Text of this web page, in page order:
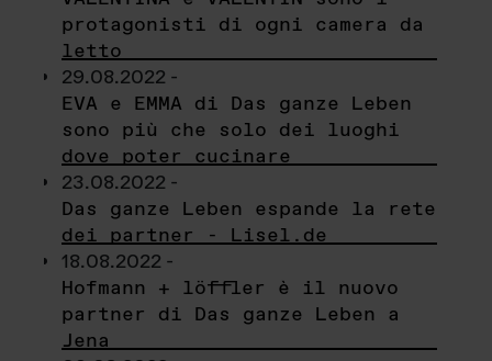
protagonisti di ogni camera da
letto
29.08.2022 -
EVA e EMMA di Das ganze Leben
sono più che solo dei luoghi
dove poter cucinare
23.08.2022 -
Das ganze Leben espande la rete
dei partner - Lisel.de
18.08.2022 -
Hofmann + löffler è il nuovo
partner di Das ganze Leben a
Jena